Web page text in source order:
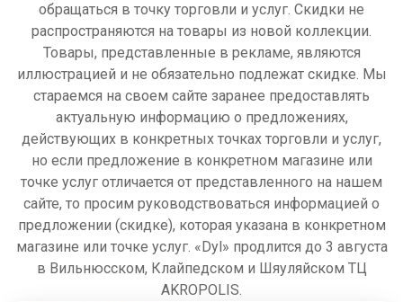
обращаться в точку торговли и услуг. Скидки не
распространяются на товары из новой коллекции.
Товары, представленные в рекламе, являются
иллюстрацией и не обязательно подлежат скидке. Мы
стараемся на своем сайте заранее предоставлять
актуальную информацию о предложениях,
действующих в конкретных точках торговли и услуг,
но если предложение в конкретном магазине или
точке услуг отличается от представленного на нашем
сайте, то просим руководствоваться информацией о
предложении (скидке), которая указана в конкретном
магазине или точке услуг. «Dyl» продлится до 3 августа
в Вильнюсском, Клайпедском и Шяуляйском ТЦ
AKROPOLIS.